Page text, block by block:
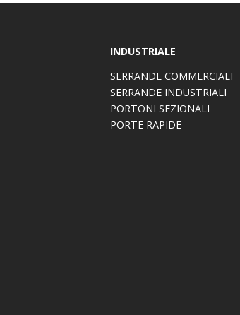
INDUSTRIALE
SERRANDE COMMERCIALI
SERRANDE INDUSTRIALI
PORTONI SEZIONALI
PORTE RAPIDE